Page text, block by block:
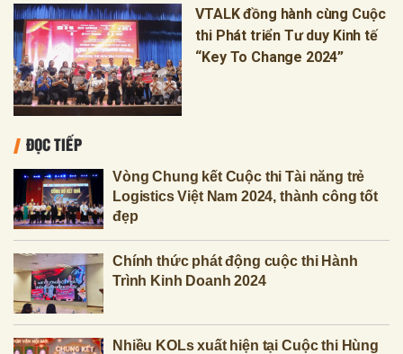
VTALK đồng hành cùng Cuộc
thi Phát triển Tư duy Kinh tế
“Key To Change 2024”
ĐỌC TIẾP
Vòng Chung kết Cuộc thi Tài năng trẻ
Logistics Việt Nam 2024, thành công tốt
đẹp
Chính thức phát động cuộc thi Hành
Trình Kinh Doanh 2024
Nhiều KOLs xuất hiện tại Cuộc thi Hùng